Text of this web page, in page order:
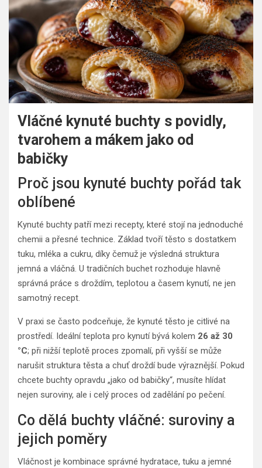
Vláčné kynuté buchty s povidly,
tvarohem a mákem jako od
babičky
Proč jsou kynuté buchty pořád tak
oblíbené
Kynuté buchty patří mezi recepty, které stojí na jednoduché
chemii a přesné technice. Základ tvoří těsto s dostatkem
tuku, mléka a cukru, díky čemuž je výsledná struktura
jemná a vláčná. U tradičních buchet rozhoduje hlavně
správná práce s droždím, teplotou a časem kynutí, ne jen
samotný recept.
V praxi se často podceňuje, že kynuté těsto je citlivé na
prostředí. Ideální teplota pro kynutí bývá kolem 26 až 30
°C; při nižší teplotě proces zpomalí, při vyšší se může
narušit struktura těsta a chuť droždí bude výraznější. Pokud
chcete buchty opravdu „jako od babičky“, musíte hlídat
nejen suroviny, ale i celý proces od zadělání po pečení.
Co dělá buchty vláčné: suroviny a
jejich poměry
Vláčnost je kombinace správné hydratace, tuku a jemné